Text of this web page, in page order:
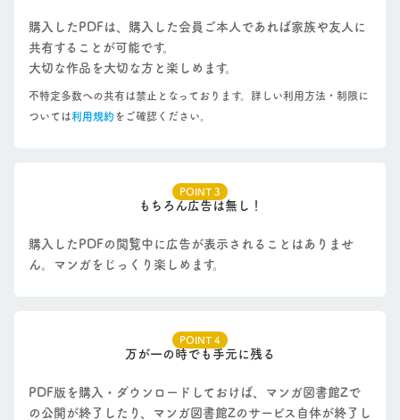
購入したPDFは、購入した会員ご本人であれば家族や友人に
共有することが可能です。
大切な作品を大切な方と楽しめます。
不特定多数への共有は禁止となっております。詳しい利用方法・制限に
ついては利用規約 をご確認ください。
POINT 3
もちろん広告は無し！
購入したPDFの閲覧中に広告が表示されることはありませ
ん。マンガをじっくり楽しめます。
POINT 4
万が一の時でも手元に残る
PDF版を購入・ダウンロードしておけば、マンガ図書館Zで
の公開が終了したり、マンガ図書館Zのサービス自体が終了し